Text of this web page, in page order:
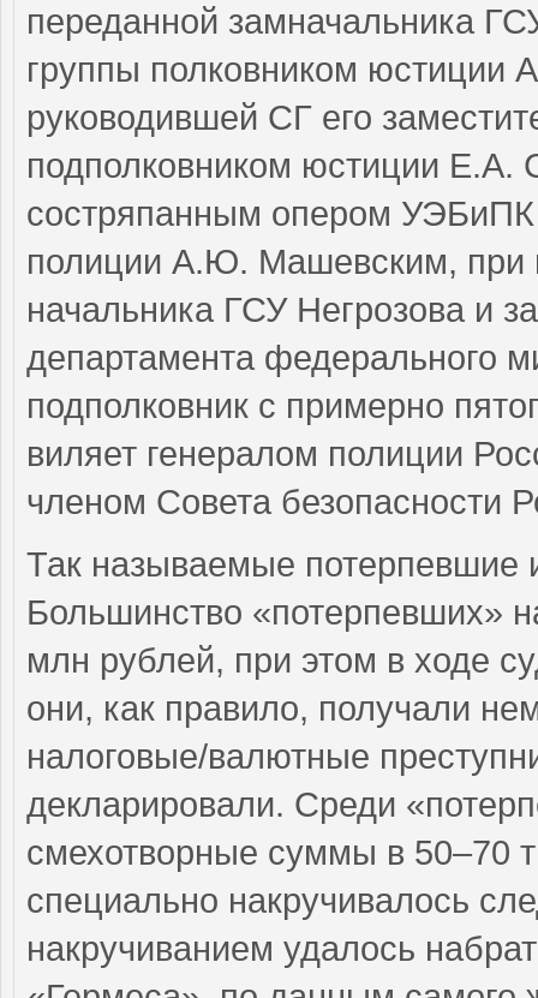
переданной замначальника
группы полковником юстиции
руководившей СГ его
подполковником юстиции Е.А.
состряпанным опером
полиции А.Ю. Машевским, при
начальника ГСУ Негрозова и
департамента федерального
подполковник с примерно
виляет генералом полиции
членом Совета безопасности
Так называемые потерпевшие
Большинство «потерпевших»
млн рублей, при этом в ходе
они, как правило, получали
налоговые/валютные
декларировали. Среди
смехотворные суммы в 50–70
специально накручивалось
накручиванием удалось